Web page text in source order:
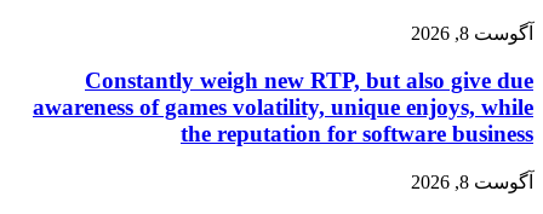
آگوست 8, 2026
Constantly weigh new RTP, but also give due
awareness of games volatility, unique enjoys, while
the reputation for software business
آگوست 8, 2026